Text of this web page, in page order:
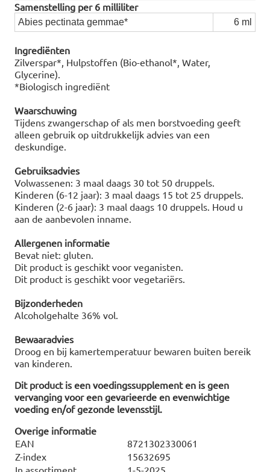
Samenstelling per 6 milliliter
Abies pectinata gemmae* 6 ml
Ingrediënten
Zilverspar*, Hulpstoffen (Bio-ethanol*, Water,
Glycerine).
*Biologisch ingrediënt
Waarschuwing
Tijdens zwangerschap of als men borstvoeding geeft
alleen gebruik op uitdrukkelijk advies van een
deskundige.
Gebruiksadvies
Volwassenen: 3 maal daags 30 tot 50 druppels.
Kinderen (6-12 jaar): 3 maal daags 15 tot 25 druppels.
Kinderen (2-6 jaar): 3 maal daags 10 druppels. Houd u
aan de aanbevolen inname.
Allergenen informatie
Bevat niet: gluten.
Dit product is geschikt voor veganisten.
Dit product is geschikt voor vegetariërs.
Bijzonderheden
Alcoholgehalte 36% vol.
Bewaaradvies
Droog en bij kamertemperatuur bewaren buiten bereik
van kinderen.
Dit product is een voedingssupplement en is geen
vervanging voor een gevarieerde en evenwichtige
voeding en/of gezonde levensstijl.
Overige informatie
EAN
8721302330061
Z-index
15632695
In assortiment
1-5-2025